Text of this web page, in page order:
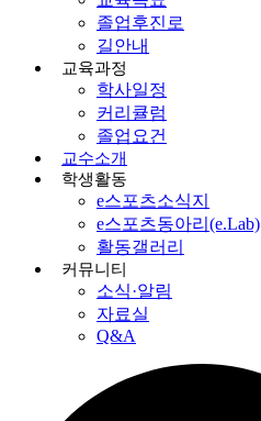
졸업후진로
길안내
교육과정
학사일정
커리큘럼
졸업요건
교수소개
학생활동
e스포츠소식지
e스포츠동아리(e.Lab)
활동갤러리
커뮤니티
소식·알림
자료실
Q&A